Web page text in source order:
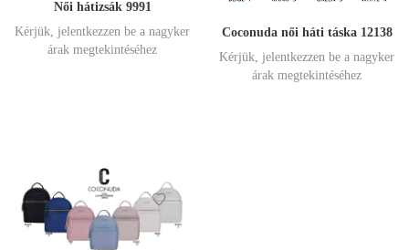
Női hátizsák 9991
Kérjük, jelentkezzen be a nagyker
árak megtekintéséhez
Coconuda női háti táska 12138
Kérjük, jelentkezzen be a nagyker
árak megtekintéséhez